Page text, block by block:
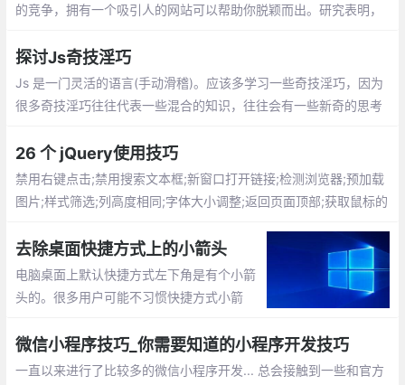
的竞争，拥有一个吸引人的网站可以帮助你脱颖而出。研究表明，
探讨Js奇技淫巧
Js 是一门灵活的语言(手动滑稽)。应该多学习一些奇技淫巧，因为
很多奇技淫巧往往代表一些混合的知识，往往会有一些新奇的思考
26 个 jQuery使用技巧
禁用右键点击;禁用搜索文本框;新窗口打开链接;检测浏览器;预加载
图片;样式筛选;列高度相同;字体大小调整;返回页面顶部;获取鼠标的
去除桌面快捷方式上的小箭头
电脑桌面上默认快捷方式左下角是有个小箭
头的。很多用户可能不习惯快捷方式小箭
档的名称自己顺便命名即可），然后把下面
的这些英文全部复制到TXT文档内保存。把
微信小程序技巧_你需要知道的小程序开发技巧
一直以来进行了比较多的微信小程序开发... 总会接触到一些和官方